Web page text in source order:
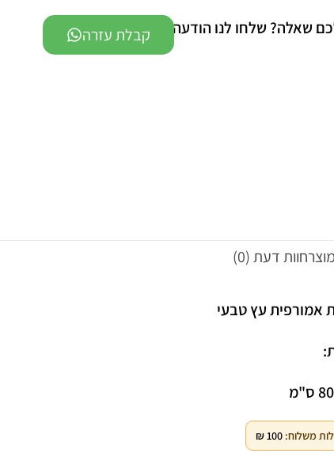
שאלה? שלחו לנו הודעה - קבלת עזרה
חוות דעת (0)
אמורפית עץ טבעי
משלוח:100
₪
Facebook